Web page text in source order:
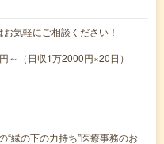
気軽にご相談ください！
（日収1万2000円×20日）
“縁の下の力持ち”医療事務のお